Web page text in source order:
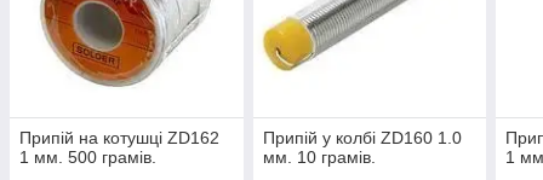
Припій на котушці ZD162
1 мм. 500 грамів.
Припій у колбі ZD160 1.0
мм. 10 грамів.
1